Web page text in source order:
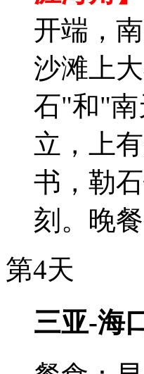
开端，
沙滩上
石"和"
立，上
书，勒
刻。晚
第4天
三亚-海